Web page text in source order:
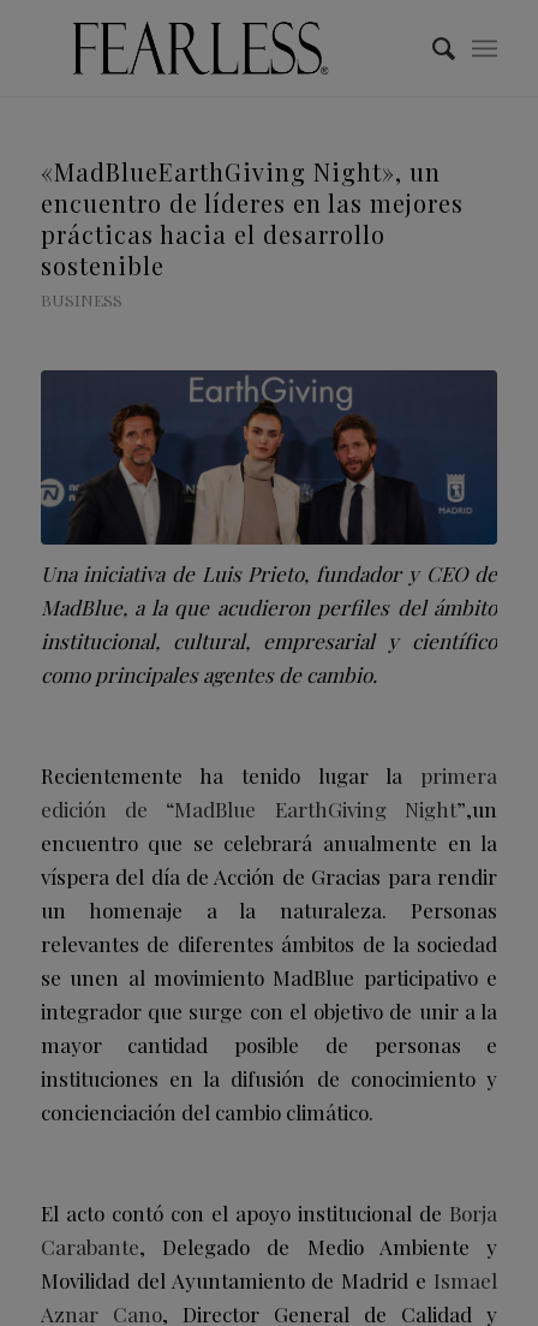
«MadBlueEarthGiving Night», un
encuentro de líderes en las mejores
prácticas hacia el desarrollo
sostenible
BUSINESS
Una iniciativa de Luis Prieto, fundador y CEO de
MadBlue, a la que acudieron perfiles del ámbito
institucional, cultural, empresarial y científico
como principales agentes de cambio.
Recientemente ha tenido lugar la primera
edición de “MadBlue EarthGiving Night”,un
encuentro que se celebrará anualmente en la
víspera del día de Acción de Gracias para rendir
un homenaje a la naturaleza. Personas
relevantes de diferentes ámbitos de la sociedad
se unen al movimiento MadBlue participativo e
integrador que surge con el objetivo de unir a la
mayor cantidad posible de personas e
instituciones en la difusión de conocimiento y
concienciación del cambio climático.
El acto contó con el apoyo institucional de Borja
Carabante, Delegado de Medio Ambiente y
Movilidad del Ayuntamiento de Madrid e Ismael
Aznar Cano, Director General de Calidad y